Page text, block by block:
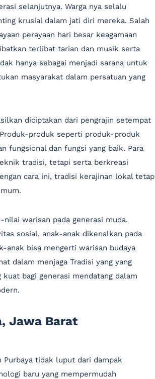
selanjutnya. Warga nya selalu
krusial dalam jati diri mereka. Salah
perayaan hari besar keagamaan
terlibat tarian dan musik serta
hanya sebagai menjadi sarana untuk
masyarakat dalam persatuan yang
diciptakan dari pengrajin setempat
produk seperti produk-produk
fungsional dan fungsi yang baik. Para
tradisi, tetapi serta berkreasi
cara ini, tradisi kerajinan lokal tetap
warisan pada generasi muda.
sosial, anak-anak dikenalkan pada
anak bisa mengerti warisan budaya
dalam menjaga Tradisi yang yang
bagi generasi mendatang dalam
Jawa Barat
Purbaya tidak luput dari dampak
baru yang mempermudah